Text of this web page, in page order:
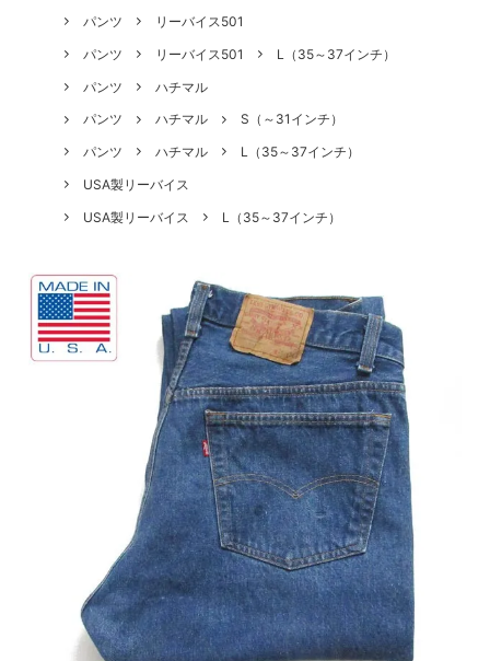
パンツ
リーバイス501
パンツ
リーバイス501
L（35～37インチ）
パンツ
ハチマル
パンツ
ハチマル
S（～31インチ）
パンツ
ハチマル
L（35～37インチ）
USA製リーバイス
USA製リーバイス
L（35～37インチ）